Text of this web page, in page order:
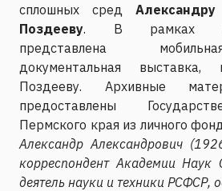
сплошных сред
Поздееву. В рамках
представлена
документальная выставка,
Поздееву. Архивные
предоставлены
Пермского края из личного
Александр Александрович
корреспондент Академии Наук
деятель науки и техники РСФСР,